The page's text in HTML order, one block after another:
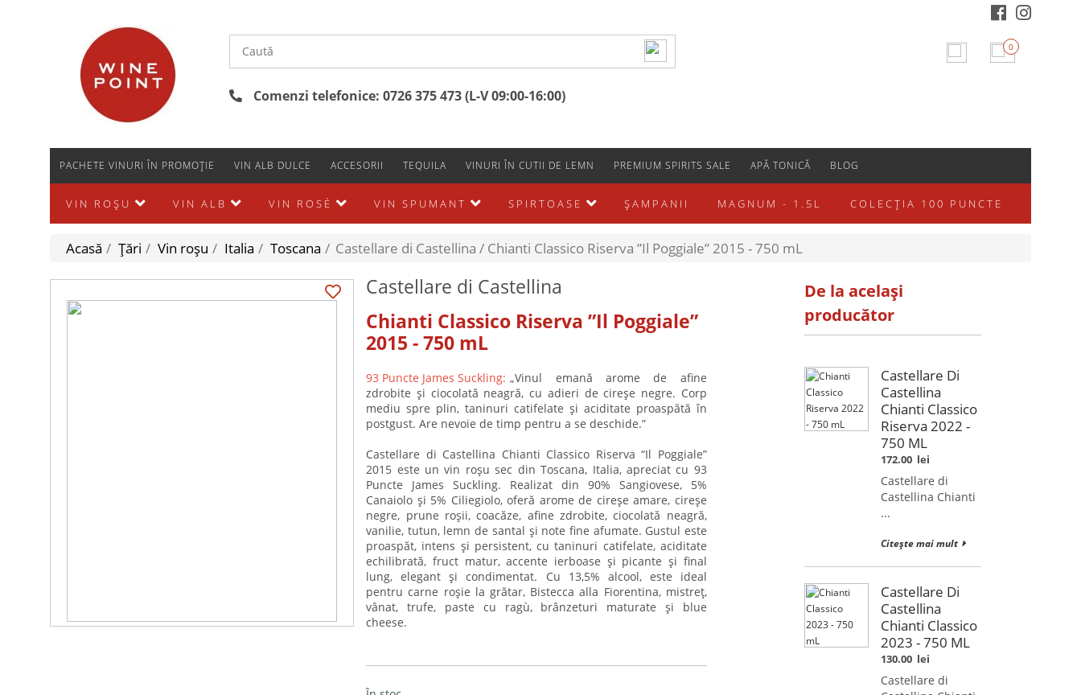
0
Comenzi telefonice: 0726 375 473 (L-V 09:00-16:00)
PACHETE VINURI ÎN PROMOȚIE VIN ALB DULCE ACCESORII TEQUILA VINURI ÎN CUTII DE LEMN PREMIUM SPIRITS SALE APĂ TONICĂ BLOG
VIN ROȘU VIN ALB VIN ROSÉ VIN SPUMANT SPIRTOASE ŞAMPANII MAGNUM - 1.5L COLECȚIA 100 PUNCTE
Acasă / Țări / Vin roșu / Italia / Toscana / Castellare di Castellina / Chianti Classico Riserva ”Il Poggiale” 2015 - 750 mL
Castellare di Castellina
Chianti Classico Riserva ”Il Poggiale”
2015 - 750 mL
93 Puncte James Suckling: „Vinul emană arome de afine
zdrobite și ciocolată neagră, cu adieri de cireșe negre. Corp
mediu spre plin, taninuri catifelate și aciditate proaspătă în
postgust. Are nevoie de timp pentru a se deschide.”
Castellare di Castellina Chianti Classico Riserva “Il Poggiale”
2015 este un vin roșu sec din Toscana, Italia, apreciat cu 93
Puncte James Suckling. Realizat din 90% Sangiovese, 5%
Canaiolo și 5% Ciliegiolo, oferă arome de cireșe amare, cireșe
negre, prune roșii, coacăze, afine zdrobite, ciocolată neagră,
vanilie, tutun, lemn de santal și note fine afumate. Gustul este
proaspăt, intens și persistent, cu taninuri catifelate, aciditate
echilibrată, fruct matur, accente ierboase și picante și final
lung, elegant și condimentat. Cu 13,5% alcool, este ideal
pentru carne roșie la grătar, Bistecca alla Fiorentina, mistreț,
vânat, trufe, paste cu ragù, brânzeturi maturate și blue
cheese.
De la același
producător
Castellare Di
Castellina
Chianti Classico
Riserva 2022 -
750 ML
172.00 lei
Castellare di
Castellina Chianti
...
Citește mai mult
Castellare Di
Castellina
Chianti Classico
2023 - 750 ML
130.00 lei
Castellare di